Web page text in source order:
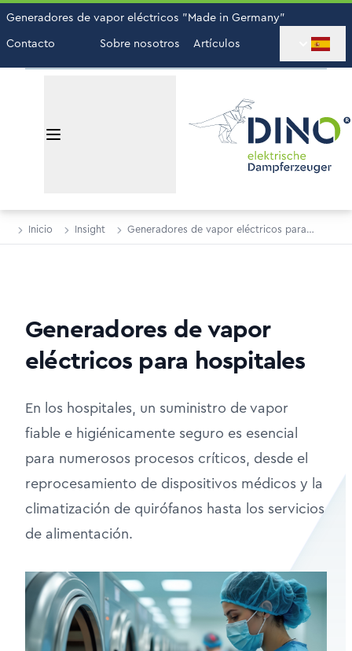
Generadores de vapor eléctricos "Made in Germany"
Contacto
Sobre nosotros Artículos
Inicio Insight
Generadores de vapor eléctricos para
hospitales
Generadores de vapor
eléctricos para hospitales
En los hospitales, un suministro de vapor
fiable e higiénicamente seguro es esencial
para numerosos procesos críticos, desde el
reprocesamiento de dispositivos médicos y la
climatización de quirófanos hasta los servicios
de alimentación.